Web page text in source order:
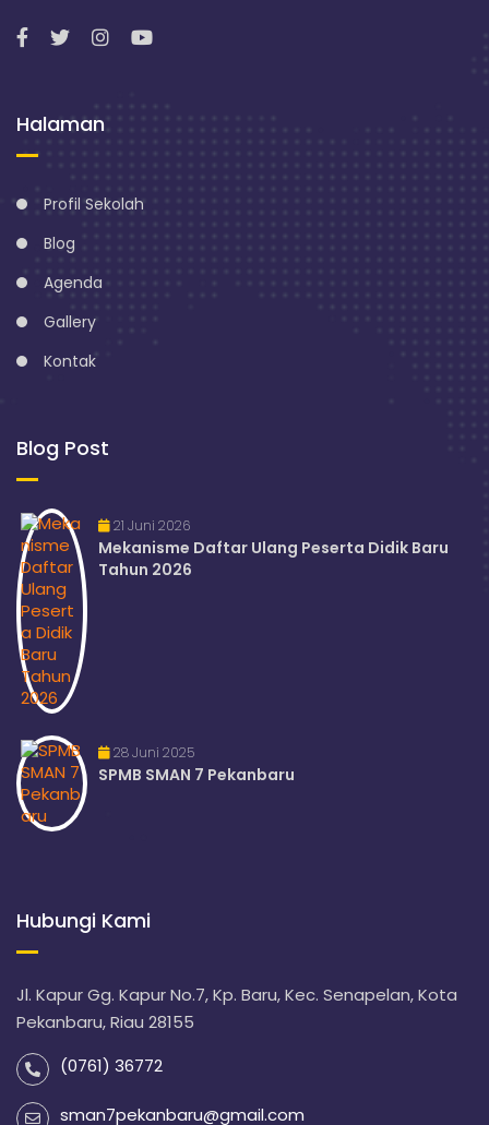
Halaman
Profil Sekolah
Blog
Agenda
Gallery
Kontak
Blog Post
21 Juni 2026
Mekanisme Daftar Ulang Peserta Didik Baru
Tahun 2026
28 Juni 2025
SPMB SMAN 7 Pekanbaru
Hubungi Kami
Jl. Kapur Gg. Kapur No.7, Kp. Baru, Kec. Senapelan, Kota
Pekanbaru, Riau 28155
(0761) 36772
sman7pekanbaru@gmail.com